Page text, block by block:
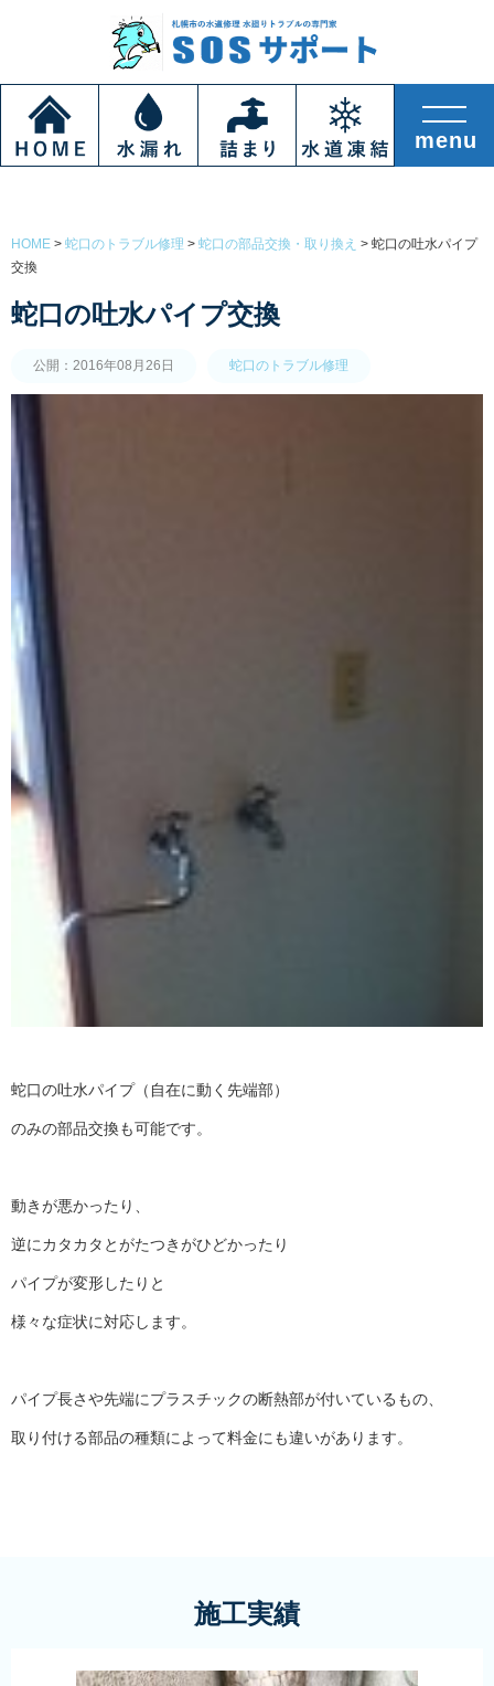
HOME > 蛇口のトラブル修理 > 蛇口の部品交換・取り換え > 蛇口の吐水パイプ
交換
蛇口の吐水パイプ交換
公開：2016年08月26日 蛇口のトラブル修理
蛇口の吐水パイプ（自在に動く先端部）
のみの部品交換も可能です。
動きが悪かったり、
逆にカタカタとがたつきがひどかったり
パイプが変形したりと
様々な症状に対応します。
パイプ長さや先端にプラスチックの断熱部が付いているもの、
取り付ける部品の種類によって料金にも違いがあります。
施工実績